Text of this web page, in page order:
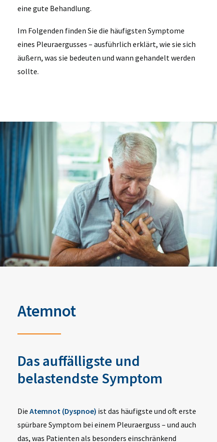
eine gute Behandlung.
Im Folgenden finden Sie die häufigsten Symptome
eines Pleuraergusses – ausführlich erklärt, wie sie sich
äußern, was sie bedeuten und wann gehandelt werden
sollte.
Atemnot
Das auffälligste und
belastendste Symptom
Die Atemnot (Dyspnoe) ist das häufigste und oft erste
spürbare Symptom bei einem Pleuraerguss – und auch
das, was Patienten als besonders einschränkend